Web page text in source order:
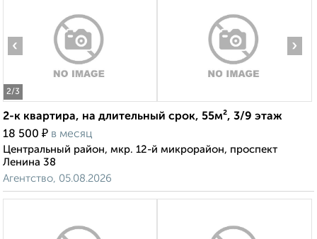
2/3
‹ ›
2-к квартира, на длительный срок, 55м², 3/9 этаж
18 500 ₽ в месяц
Центральный район, мкр. 12-й микрорайон, проспект
Ленина 38
Агентство, 05.08.2026